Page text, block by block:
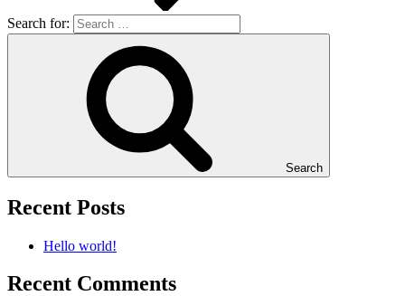
Search for:
Search
Recent Posts
Hello world!
Recent Comments